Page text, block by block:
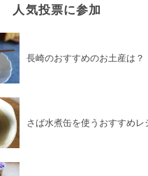
人気投票に参加
長崎のおすすめのお土産は？
さば水煮缶を使うおすすめレ